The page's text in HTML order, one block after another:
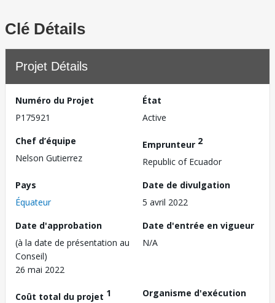
Clé Détails
Projet Détails
Numéro du Projet
P175921
État
Active
Chef d’équipe
Nelson Gutierrez
Emprunteur 2
Republic of Ecuador
Pays
Équateur
Date de divulgation
5 avril 2022
Date d'approbation
(à la date de présentation au
Conseil)
26 mai 2022
Date d'entrée en vigueur
N/A
Coût total du projet 1
Organisme d'exécution